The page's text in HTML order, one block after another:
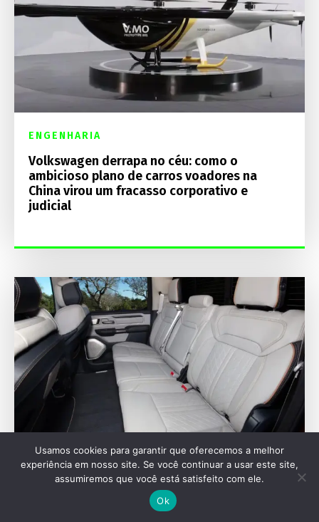
ENGENHARIA
Volkswagen derrapa no céu: como o
ambicioso plano de carros voadores na
China virou um fracasso corporativo e
judicial
RECALL
Recall da Ram 1500: falha em cintos atinge
Usamos cookies para garantir que oferecemos a melhor
experiência em nosso site. Se você continuar a usar este site,
assumiremos que você está satisfeito com ele.
Ok